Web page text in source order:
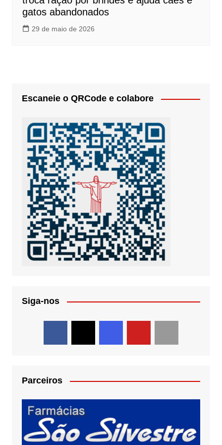
gatos abandonados
29 de maio de 2026
Escaneie o QRCode e colabore
Siga-nos
Parceiros